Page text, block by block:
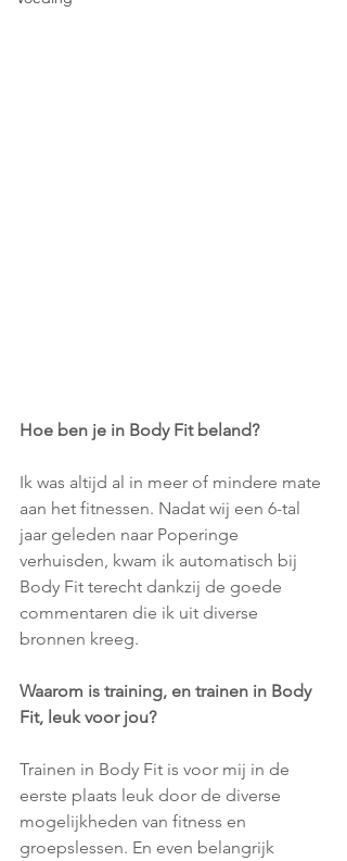
Hoe ben je in Body Fit beland?
Ik was altijd al in meer of mindere mate
aan het fitnessen. Nadat wij een 6-tal
jaar geleden naar Poperinge
verhuisden, kwam ik automatisch bij
Body Fit terecht dankzij de goede
commentaren die ik uit diverse
bronnen kreeg.
Waarom is training, en trainen in Body
Fit, leuk voor jou?
Trainen in Body Fit is voor mij in de
eerste plaats leuk door de diverse
mogelijkheden van fitness en
groepslessen. En even belangrijk